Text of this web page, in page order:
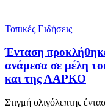
Τοπικές Ειδήσεις
Ένταση
ανάμεσα σε μέλη
και της ΛΑΡΚΟ
Στιγμή ολιγόλεπτης